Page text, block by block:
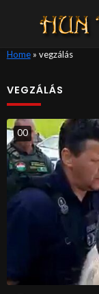
Home» vegzálás
VEGZÁLÁS
00